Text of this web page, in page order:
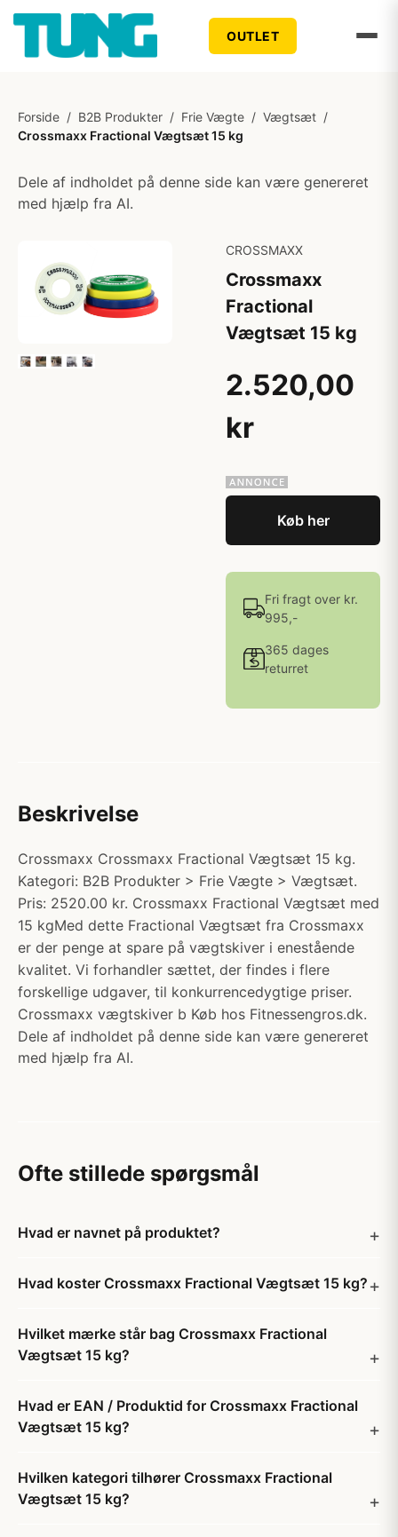
OUTLET
Forside / B2B Produkter / Frie Vægte / Vægtsæt /
Crossmaxx Fractional Vægtsæt 15 kg
Dele af indholdet på denne side kan være genereret
med hjælp fra AI.
CROSSMAXX
Crossmaxx
Fractional
Vægtsæt 15 kg
2.520,00
kr
Køb her
Fri fragt over kr.
995,-
365 dages
returret
Beskrivelse
Crossmaxx Crossmaxx Fractional Vægtsæt 15 kg.
Kategori: B2B Produkter > Frie Vægte > Vægtsæt.
Pris: 2520.00 kr. Crossmaxx Fractional Vægtsæt med
15 kgMed dette Fractional Vægtsæt fra Crossmaxx
er der penge at spare på vægtskiver i enestående
kvalitet. Vi forhandler sættet, der findes i flere
forskellige udgaver, til konkurrencedygtige priser.
Crossmaxx vægtskiver b Køb hos Fitnessengros.dk.
Dele af indholdet på denne side kan være genereret
med hjælp fra AI.
Ofte stillede spørgsmål
Hvad er navnet på produktet?
Hvad koster Crossmaxx Fractional Vægtsæt 15 kg?
Hvilket mærke står bag Crossmaxx Fractional
Vægtsæt 15 kg?
Hvad er EAN / Produktid for Crossmaxx Fractional
Vægtsæt 15 kg?
Hvilken kategori tilhører Crossmaxx Fractional
Vægtsæt 15 kg?